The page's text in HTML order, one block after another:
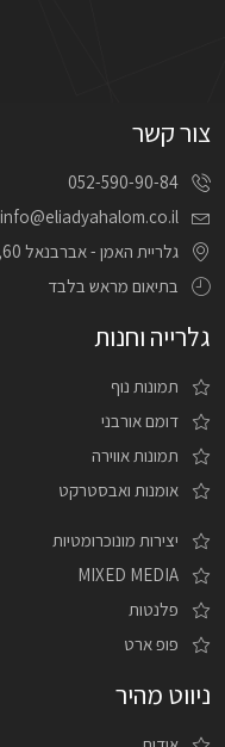
צור קשר
052-590-90-84
info@eliadyahalom.co.il
גלריית האמן - אברבנאל 60, תל - אביב
בתיאום מראש בלבד
גלרייה וחנות
תמונות נוף
דומם אורבני
תמונות אווירה
אומנות ואבסטרקט
יצירות מונוכרומטיות
MIXED MEDIA
פלנטות
פופ ארט
ניווט מהיר